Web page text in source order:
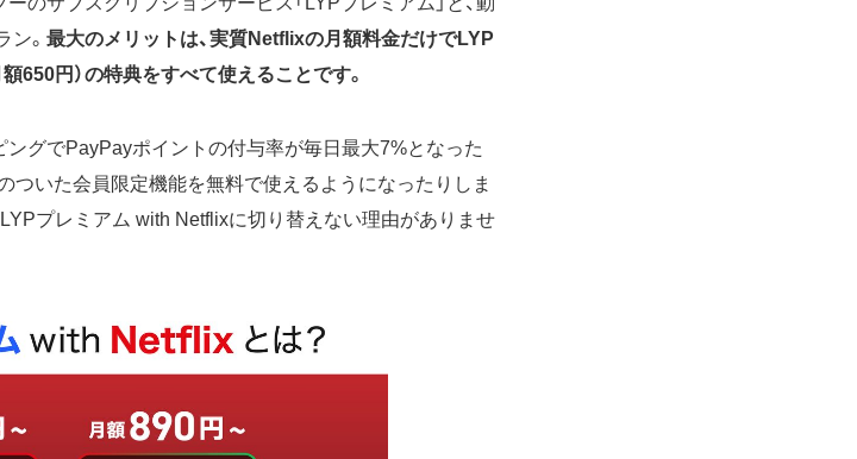
。 最大のメリットは、実質Netflixの月額料金だけでLYP
650円）の特典をすべて使えることです。
ングでPayPayポイントの付与率が毎日最大7%となった
ついた会員限定機能を無料で使えるようになったりしま
プレミアム with Netflixに切り替えない理由がありませ